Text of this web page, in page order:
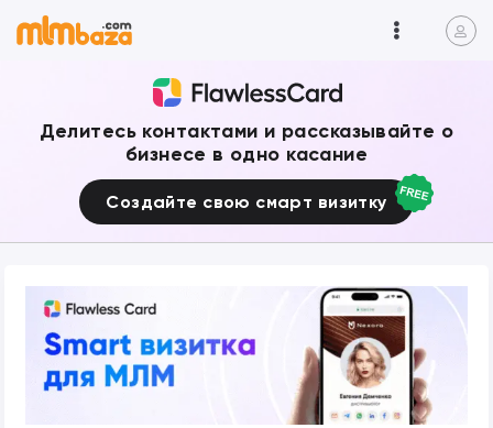
Делитесь контактами и рассказывайте о
бизнесе в одно касание
Создайте свою смарт визитку